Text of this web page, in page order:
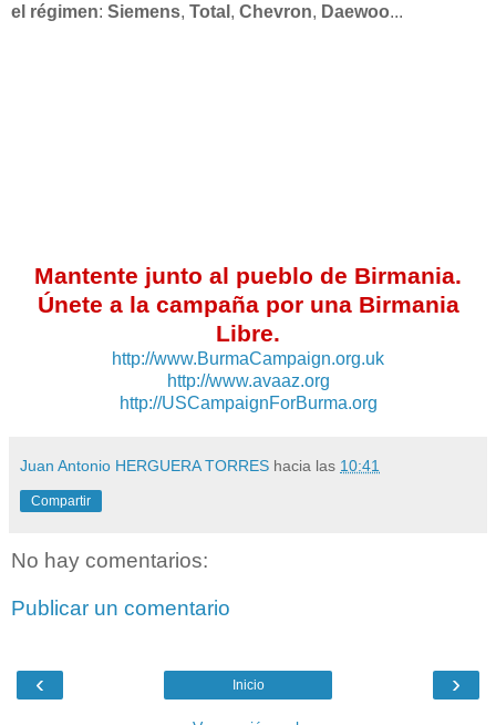
el régimen: Siemens, Total , Chevron, Daewoo...
Mantente junto al pueblo de Birmania.
Únete a la campaña por una Birmania
Libre.
http://www.BurmaCampaign.org.uk
http://www.avaaz.org
http://USCampaignForBurma.org
Juan Antonio HERGUERA TORRES hacia las 10:41
Compartir
No hay comentarios:
Publicar un comentario
‹ ›
Inicio